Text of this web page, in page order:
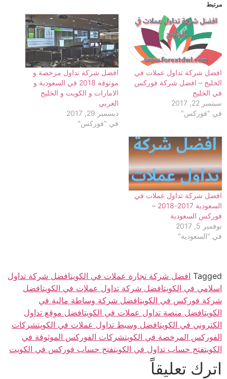
جديدة)
مرتبط
افضل شركة تداول عملات في
الخليج – افضل شركة فوركس
في الخليج
سبتمبر 22, 2017
في "فوركس"
افضل شركة تداول مرخصة و
موثوقة 2018 في السعودية و
الامارات و الكويت و الخليج
العربي
ديسمبر 29, 2017
في "فوركس"
افضل شركة تداول عملات في
السعودية 2017-2018 –
فوركس السعودية
نوفمبر 5, 2017
في "السعودية"
Tagged افضل شركة تجارة عملات في الكويتافضل شركة تداول
اسلامي في الكويتافضل شركة تداول عملات في الكويتافضل
شركة فوركس في الكويتافضل شركة وساطة مالية في
الكويتافضل منصة تداول عملات في الكويتافضل موقع تداول
الكتروني في الكويتافضل وسيط تداول عملات في الكويتشركات
الفوركس المرخصة في الكويتشركات الفوركس الموثوقة في
الكويتفتح حساب تداول في الكويتفتح حساب فوركس في الكويت
اترك تعليقاً